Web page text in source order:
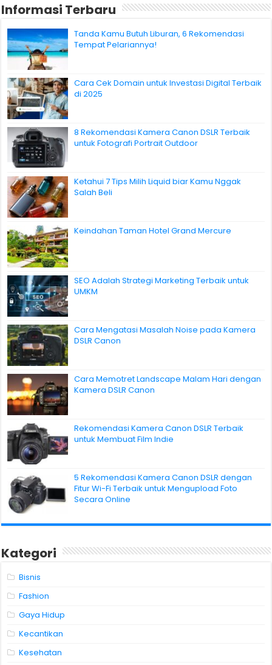
Informasi Terbaru
Tanda Kamu Butuh Liburan, 6 Rekomendasi
Tempat Pelariannya!
Cara Cek Domain untuk Investasi Digital Terbaik
di 2025
8 Rekomendasi Kamera Canon DSLR Terbaik
untuk Fotografi Portrait Outdoor
Ketahui 7 Tips Milih Liquid biar Kamu Nggak
Salah Beli
Keindahan Taman Hotel Grand Mercure
SEO Adalah Strategi Marketing Terbaik untuk
UMKM
Cara Mengatasi Masalah Noise pada Kamera
DSLR Canon
Cara Memotret Landscape Malam Hari dengan
Kamera DSLR Canon
Rekomendasi Kamera Canon DSLR Terbaik
untuk Membuat Film Indie
5 Rekomendasi Kamera Canon DSLR dengan
Fitur Wi-Fi Terbaik untuk Mengupload Foto
Secara Online
Kategori
Bisnis
Fashion
Gaya Hidup
Kecantikan
Kesehatan